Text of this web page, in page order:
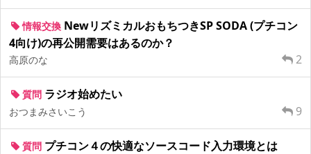
情報交換 NewリズミカルおもちつきSP SODA (プチコン
4向け)の再公開需要はあるのか？
高原のな 2
質問 ラジオ始めたい
おつまみさいこう 9
質問 プチコン４の快適なソースコード入力環境とは